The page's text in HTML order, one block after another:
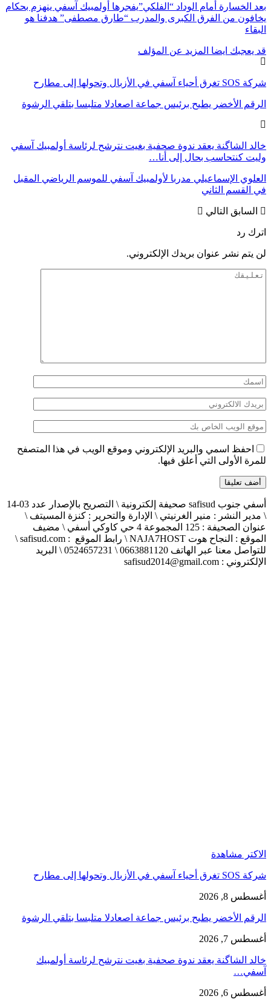
بعد الخسارة أمام الوداد “الفلكي”يفجرها أولمبيك آسفي ينهزم بحكام
يخافون من الفرق الكبرى والمدرب “طارق مصطفى” هدفنا هو
البقاء
قد يعجبك ايضا المزيد عن المؤلف
شركة SOS تغرق أحياء آسفي في الأزبال وتحولها إلى مطارح
الرقم الأخضر يطيح برئيس جماعة اصعادلا متلبسا بتلقي الرشوة
خالد الشاگنة يعقد ندوة صحفية بغيت نترشح لرئاسة أولمبيك آسفي
وليت كنتحاسب بحال إلى أنا…
العلوي الإسماعيلي مدربا لأولمبيك آسفي للموسم الرياضي المقبل
في القسم الثاني
السابق التالي
اترك رد
لن يتم نشر عنوان بريدك الإلكتروني.
احفظ اسمي والبريد الإلكتروني وموقع الويب في هذا المتصفح
للمرة الأولى التي أعلق فيها.
أسفي جنوب safisud صحيفة إلكترونية \ التصريح بالإصدار عدد 03-14
\ مدير النشر : منير الغرنيتي \ الإدارة والتحرير : كنزة المسيتف \
عنوان الصحيفة : 125 المجموعة 4 حي كاوكي أسفي \ مضيف
الموقع : النجاح هوت NAJA7HOST \ رابط الموقع : safisud.com \
للتواصل معنا عبر الهاتف 0663881120 \ 0524657231 \ البريد
الإلكتروني : safisud2014@gmail.com
الاكتر مشاهدة
شركة SOS تغرق أحياء آسفي في الأزبال وتحولها إلى مطارح
أغسطس 8, 2026
الرقم الأخضر يطيح برئيس جماعة اصعادلا متلبسا بتلقي الرشوة
أغسطس 7, 2026
خالد الشاگنة يعقد ندوة صحفية بغيت نترشح لرئاسة أولمبيك
آسفي…
أغسطس 6, 2026